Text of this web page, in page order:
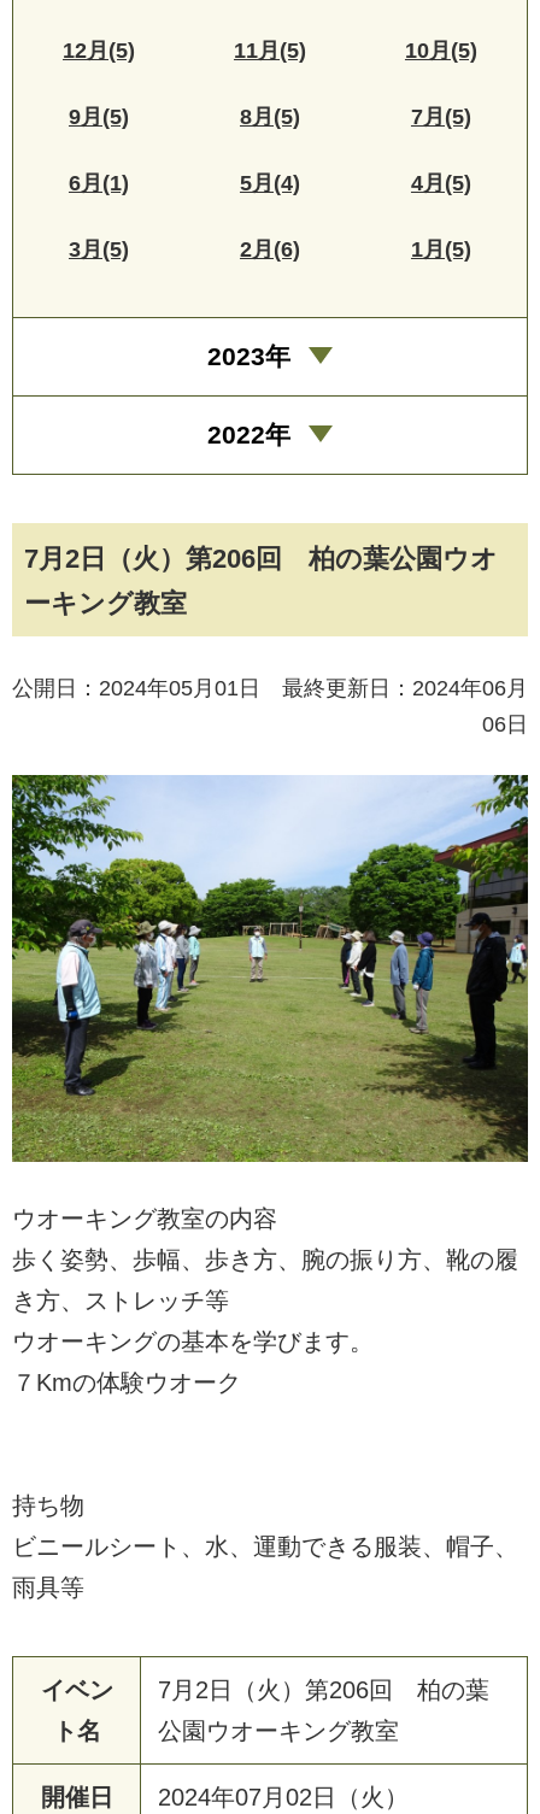
7月2日（火）第206回 柏の葉公園ウオ
ーキング教室
公開日：2024年05月01日 最終更新日：2024年06月
06日
ウオーキング教室の内容
歩く姿勢、歩幅、歩き方、腕の振り方、靴の履
き方、ストレッチ等
ウオーキングの基本を学びます。
７Kmの体験ウオーク
持ち物
ビニールシート、水、運動できる服装、帽子、
雨具等
イベン
ト名
7月2日（火）第206回 柏の葉
公園ウオーキング教室
開催日 2024年07月02日（火）
12月(5) 11月(5) 10月(5)
9月(5) 8月(5) 7月(5)
6月(1) 5月(4) 4月(5)
3月(5) 2月(6) 1月(5)
2023年
2022年